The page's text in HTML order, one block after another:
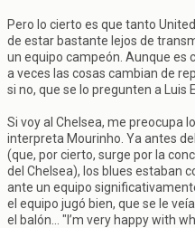
Pero lo cierto es que tanto
de estar bastante lejos de
un equipo campeón. Aunque es
a veces las cosas cambian de
si no, que se lo pregunten a Luis
Si voy al Chelsea, me preocupa
interpreta Mourinho. Ya antes
(que, por cierto, surge por la
del Chelsea), los blues estaban
ante un equipo
el equipo jugó bien, que se le
el balón... "I’m very happy with